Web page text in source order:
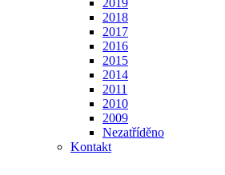
2018
2017
2016
2015
2014
2011
2010
2009
Nezatříděno
Kontakt